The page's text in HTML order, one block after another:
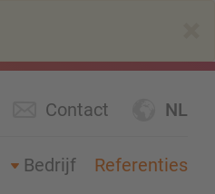
NL
Contact
Bedrijf Referenties